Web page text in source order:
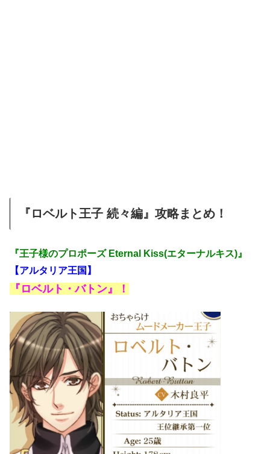
『ロベルト王子 続々編』攻略まとめ！
『王子様のプロポーズ Eternal Kiss(エターナルキス)』
【アルタリア王国】
『ロベルト・バトン』！